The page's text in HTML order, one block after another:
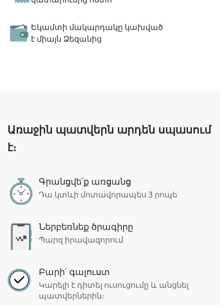
Եկամտի մակարդակը կախված
է միայն Ձեզանից
Առաջին պատվերն արդեն սպասում
է։
Գրանցվե՛ք առցանց
Դա կտևի մոտավորապես 3 րոպե
Ներբեռնեք ծրագիրը
Պարզ իրավազորում
Բարի՛ գալուստ
Կարելի է դիտել ուսուցումը և անցնել
պատվերներին։